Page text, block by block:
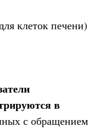
клеток печени)
в
с обращением